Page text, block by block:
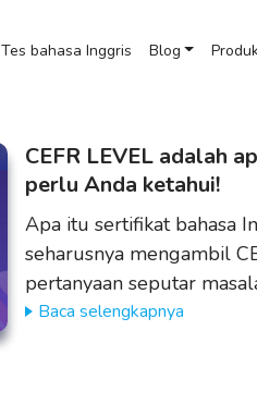
Tes bahasa Inggris Blog
CEFR LEVEL adalah
perlu Anda ketahui!
Apa itu sertifikat bahasa
seharusnya mengambil
pertanyaan seputar
Baca selengkapnya